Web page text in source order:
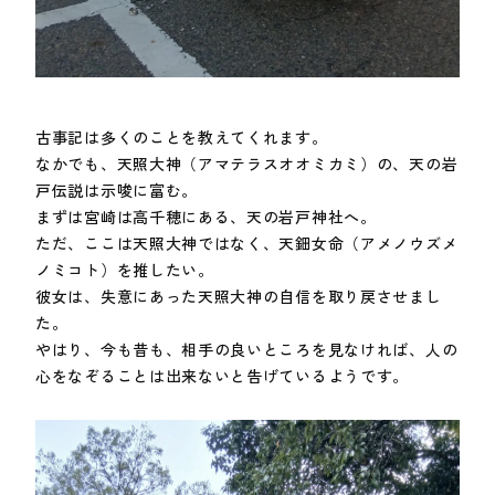
古事記は多くのことを教えてくれます。
なかでも、天照大神（アマテラスオオミカミ）の、天の岩
戸伝説は示唆に富む。
まずは宮崎は高千穂にある、天の岩戸神社へ。
ただ、ここは天照大神ではなく、天鈿女命（アメノウズメ
ノミコト）を推したい。
彼女は、失意にあった天照大神の自信を取り戻させまし
た。
やはり、今も昔も、相手の良いところを見なければ、人の
心をなぞることは出来ないと告げているようです。